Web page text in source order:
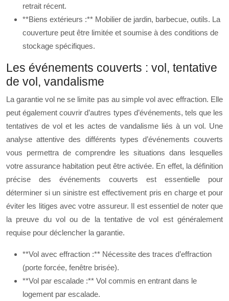
retrait récent.
**Biens extérieurs :** Mobilier de jardin, barbecue, outils. La
couverture peut être limitée et soumise à des conditions de
stockage spécifiques.
Les événements couverts : vol, tentative
de vol, vandalisme
La garantie vol ne se limite pas au simple vol avec effraction. Elle
peut également couvrir d’autres types d’événements, tels que les
tentatives de vol et les actes de vandalisme liés à un vol. Une
analyse attentive des différents types d’événements couverts
vous permettra de comprendre les situations dans lesquelles
votre assurance habitation peut être activée. En effet, la définition
précise des événements couverts est essentielle pour
déterminer si un sinistre est effectivement pris en charge et pour
éviter les litiges avec votre assureur. Il est essentiel de noter que
la preuve du vol ou de la tentative de vol est généralement
requise pour déclencher la garantie.
**Vol avec effraction :** Nécessite des traces d’effraction
(porte forcée, fenêtre brisée).
**Vol par escalade :** Vol commis en entrant dans le
logement par escalade.